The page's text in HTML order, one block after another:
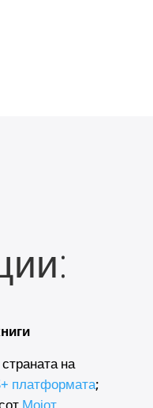
на
платформата;
Мојот